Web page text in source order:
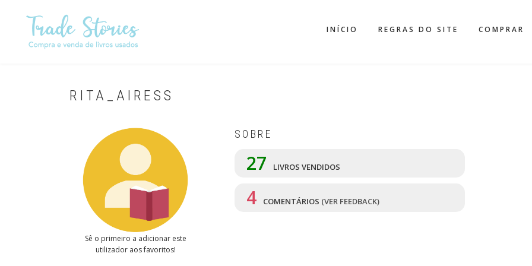
conteúdo
INÍCIO REGRAS DO SITE COMPRAR
RITA_AIRESS
Sê o primeiro a adicionar este
utilizador aos favoritos!
SOBRE
27 LIVROS VENDIDOS
4 COMENTÁRIOS (VER FEEDBACK)